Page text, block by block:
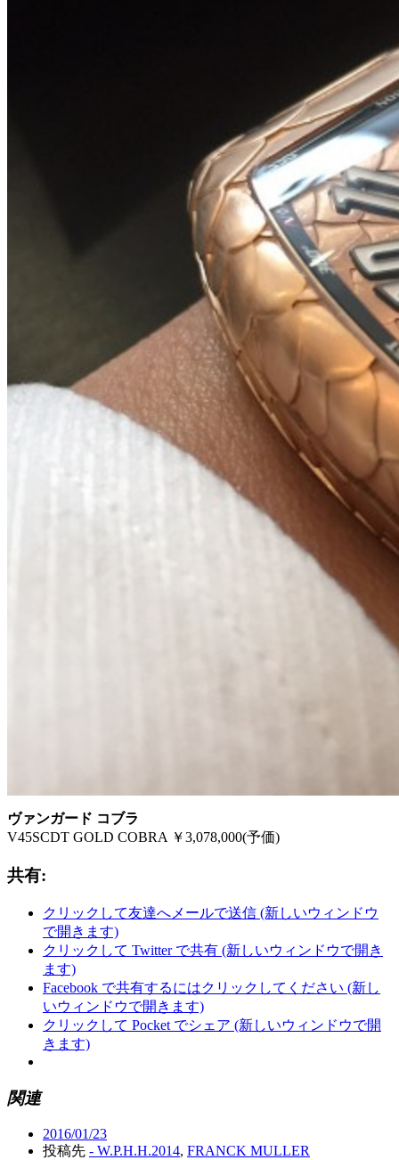
ヴァンガード コブラ
V45SCDT GOLD COBRA ￥3,078,000(予価)
共有:
クリックして友達へメールで送信 (新しいウィンドウ
で開きます)
クリックして Twitter で共有 (新しいウィンドウで開き
ます)
Facebook で共有するにはクリックしてください (新し
いウィンドウで開きます)
クリックして Pocket でシェア (新しいウィンドウで開
きます)
関連
2016/01/23
投稿先 - W.P.H.H.2014, FRANCK MULLER